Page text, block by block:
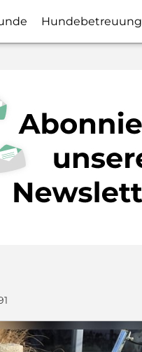
Hundebetreuung